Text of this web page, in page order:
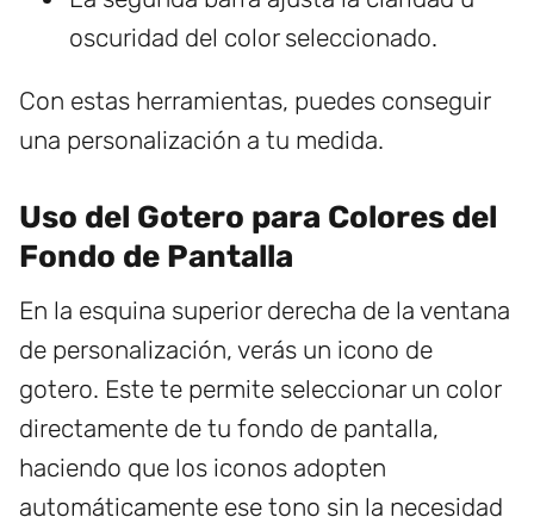
oscuridad del color seleccionado.
Con estas herramientas, puedes conseguir
una personalización a tu medida.
Uso del Gotero para Colores del
Fondo de Pantalla
En la esquina superior derecha de la ventana
de personalización, verás un icono de
gotero. Este te permite seleccionar un color
directamente de tu fondo de pantalla,
haciendo que los iconos adopten
automáticamente ese tono sin la necesidad